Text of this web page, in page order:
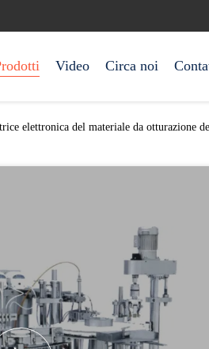
Video Circa noi
elettronica del materiale da otturazione